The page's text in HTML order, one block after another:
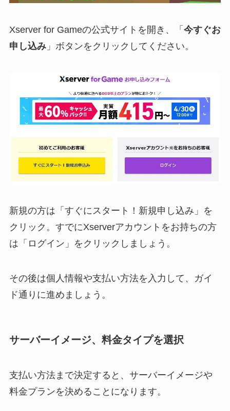
Xserver for Gameの公式サイトを開き、「 今すぐお
申し込み」ボタンをクリックしてください。
新規の方は「すぐにスタート！新規申し込み」を
クリック。すでにXserverアカウントをお持ちの方
は「ログイン」をクリックしましょう。
その後は個人情報や支払い方法を入力して、ガイ
ド通りに進めましょう。
サーバーイメージ、料金タイプを選択
支払い方法まで決定すると、サーバーイメージや
料金プランを決めることになります。